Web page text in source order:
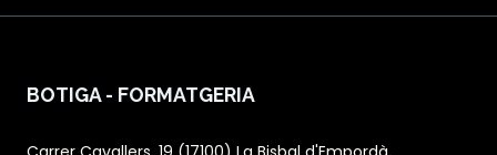
BOTIGA - FORMATGERIA